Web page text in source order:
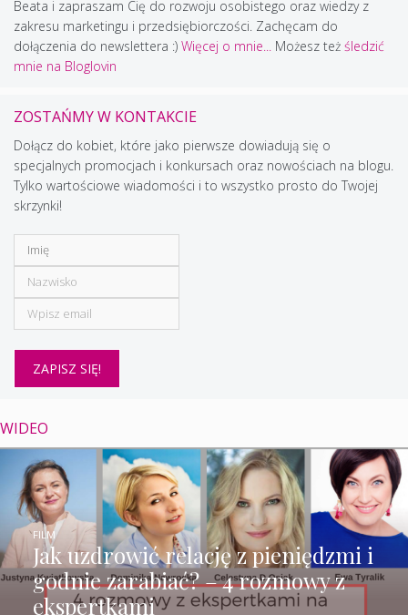
Beata i zapraszam Cię do rozwoju osobistego oraz wiedzy z
zakresu marketingu i przedsiębiorczości. Zachęcam do
dołączenia do newslettera :) Więcej o mnie... Możesz też śledzić
mnie na Bloglovin
ZOSTAŃMY W KONTAKCIE
Dołącz do kobiet, które jako pierwsze dowiadują się o
specjalnych promocjach i konkursach oraz nowościach na blogu.
Tylko wartościowe wiadomości i to wszystko prosto do Twojej
skrzynki!
WIDEO
Jak uzdrowić relację z pieniędzmi i
godnie zarabiać? – 4 rozmowy z
ekspertkami
FILM